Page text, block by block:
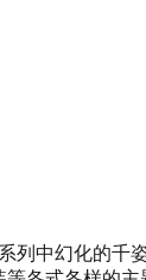
列中幻化的千